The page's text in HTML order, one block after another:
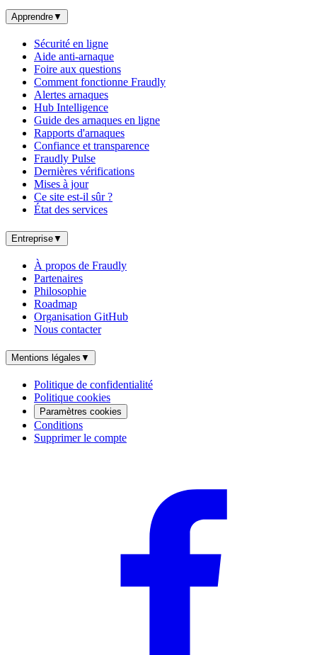
Apprendre▼
Sécurité en ligne
Aide anti-arnaque
Foire aux questions
Comment fonctionne Fraudly
Alertes arnaques
Hub Intelligence
Guide des arnaques en ligne
Rapports d'arnaques
Confiance et transparence
Fraudly Pulse
Dernières vérifications
Mises à jour
Ce site est-il sûr ?
État des services
Entreprise▼
À propos de Fraudly
Partenaires
Philosophie
Roadmap
Organisation GitHub
Nous contacter
Mentions légales ▼
Politique de confidentialité
Politique cookies
Paramètres cookies
Conditions
Supprimer le compte